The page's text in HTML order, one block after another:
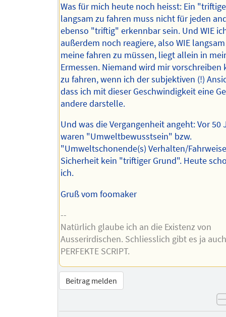
Was für mich heute noch heisst: Ein
langsam zu fahren muss nicht für jeden
ebenso "triftig" erkennbar sein. Und WIE
außerdem noch reagiere, also WIE
meine fahren zu müssen, liegt allein in
Ermessen. Niemand wird mir vorschreiben
zu fahren, wenn ich der subjektiven (!)
dass ich mit dieser Geschwindigkeit eine
andere darstelle.
Und was die Vergangenheit angeht: Vor 50
waren "Umweltbewusstsein" bzw.
"Umweltschonende(s) Verhalten/
Sicherheit kein "triftiger Grund". Heute
ich.
Gruß vom foomaker
--
Natürlich glaube ich an die Existenz von
Ausserirdischen. Schliesslich gibt es ja
PERFEKTE SCRIPT.
Beitrag melden